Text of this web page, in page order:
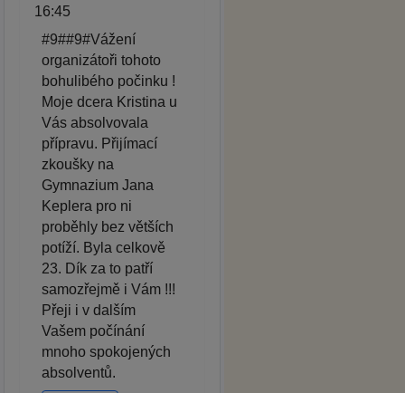
16:45
#9##9#Vážení
organizátoři tohoto
bohulibého počinku !
Moje dcera Kristina u
Vás absolvovala
přípravu. Přijímací
zkoušky na
Gymnazium Jana
Keplera pro ni
proběhly bez větších
potíží. Byla celkově
23. Dík za to patří
samozřejmě i Vám !!!
Přeji i v dalším
Vašem počínání
mnoho spokojených
absolventů.